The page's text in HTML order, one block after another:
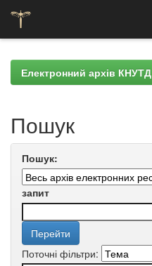
navigationЕлектронний архів КНУТД
Пошук
Пошук:
запит
Поточні фільтри: